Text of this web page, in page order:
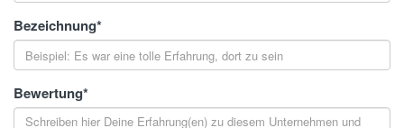
Bezeichnung*
Bewertung*